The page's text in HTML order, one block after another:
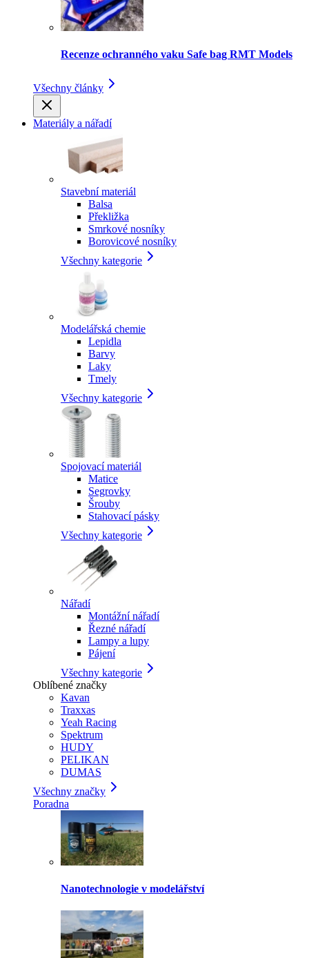
Recenze ochranného vaku Safe bag RMT Models
Všechny články
Materiály a nářadí
Stavební materiál
Balsa
Překližka
Smrkové nosníky
Borovicové nosníky
Všechny kategorie
Modelářská chemie
Lepidla
Barvy
Laky
Tmely
Všechny kategorie
Spojovací materiál
Matice
Segrovky
Šrouby
Stahovací pásky
Všechny kategorie
Nářadí
Montážní nářadí
Řezné nářadí
Lampy a lupy
Pájení
Všechny kategorie
Oblíbené značky
Kavan
Traxxas
Yeah Racing
Spektrum
HUDY
PELIKAN
DUMAS
Všechny značky
Poradna
Nanotechnologie v modelářství